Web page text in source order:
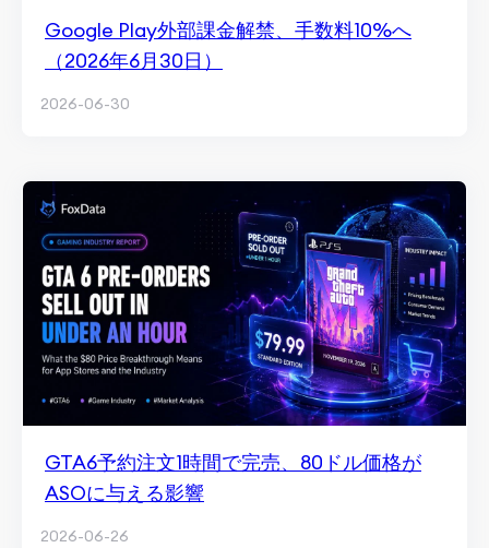
Google Play外部課金解禁、手数料10%へ
（2026年6月30日）
2026-06-30
GTA6予約注文1時間で完売、80ドル価格が
ASOに与える影響
2026-06-26